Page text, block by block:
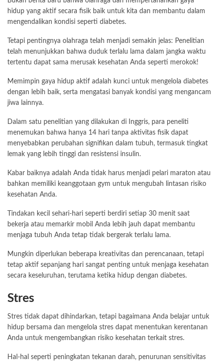
hidup yang aktif secara fisik baik untuk kita dan membantu dalam
mengendalikan kondisi seperti diabetes.
Tetapi pentingnya olahraga telah menjadi semakin jelas: Penelitian
telah menunjukkan bahwa duduk terlalu lama dalam jangka waktu
tertentu dapat sama merusak kesehatan Anda seperti merokok!
Memimpin gaya hidup aktif adalah kunci untuk mengelola diabetes
dengan lebih baik, serta mengatasi banyak kondisi yang mengancam
jiwa lainnya.
Dalam satu penelitian yang dilakukan di Inggris, para peneliti
menemukan bahwa hanya 14 hari tanpa aktivitas fisik dapat
menyebabkan perubahan signifikan dalam tubuh, termasuk tingkat
lemak yang lebih tinggi dan resistensi insulin.
Kabar baiknya adalah Anda tidak harus menjadi pelari maraton atau
bahkan memiliki keanggotaan gym untuk mengubah lintasan risiko
kesehatan Anda.
Tindakan kecil sehari-hari seperti berdiri setiap 30 menit saat
bekerja atau memarkir mobil Anda lebih jauh dapat membantu
menjaga tubuh Anda tetap tidak bergerak terlalu lama.
Mungkin diperlukan beberapa kreativitas dan perencanaan, tetapi
tetap aktif sepanjang hari sangat penting untuk menjaga kesehatan
secara keseluruhan, terutama ketika hidup dengan diabetes.
Stres
Stres tidak dapat dihindarkan, tetapi bagaimana Anda belajar untuk
hidup bersama dan mengelola stres dapat menentukan kerentanan
Anda untuk mengembangkan risiko kesehatan terkait stres.
Hal-hal seperti peningkatan tekanan darah, penurunan sensitivitas